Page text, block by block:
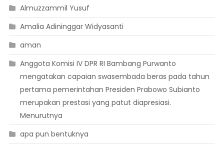
Almuzzammil Yusuf
Amalia Adininggar Widyasanti
aman
Anggota Komisi IV DPR RI Bambang Purwanto
mengatakan capaian swasembada beras pada tahun
pertama pemerintahan Presiden Prabowo Subianto
merupakan prestasi yang patut diapresiasi.
Menurutnya
apa pun bentuknya